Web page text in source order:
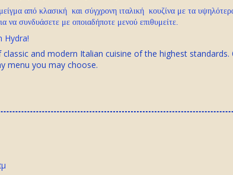
από κλασική και σύγχρονη ιταλική κουζίνα με τα
να συνδυάσετε με οποιαδήποτε μενού επιθυμείτε.
Hydra!
and modern Italian cuisine of the highest
menu you may choose.